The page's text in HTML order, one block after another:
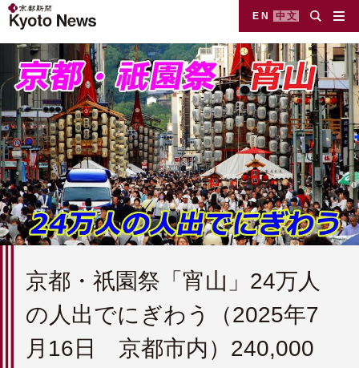
EN 中文
京都・祇園祭「宵山」24万人
の人出でにぎわう（2025年7
月16日 京都市内）240,000